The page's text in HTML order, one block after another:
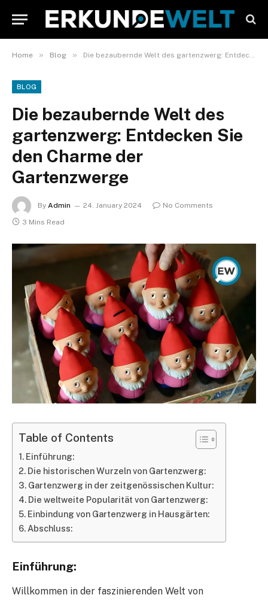
Home » Blog » Die bezaubernde Welt des gartenzwerg: Entdecken Sie den Charme der Gartenzwerge
BLOG
Die bezaubernde Welt des
gartenzwerg: Entdecken Sie
den Charme der
Gartenzwerge
By Admin 24. January 2024
No Comments
3 Mins Read
Table of Contents
Einführung:
Die historischen Wurzeln von Gartenzwerg:
Gartenzwerg in der zeitgenössischen Kultur:
Die weltweite Popularität von Gartenzwerg:
Einbindung von Gartenzwerg in Hausgärten:
Abschluss:
Einführung:
Willkommen in der faszinierenden Welt von